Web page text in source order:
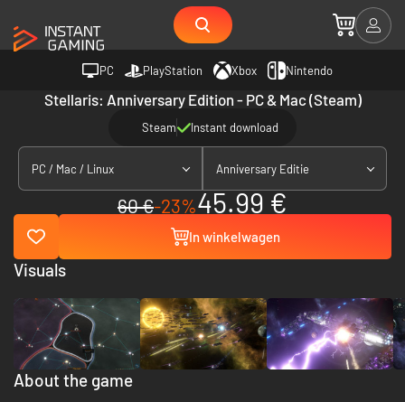
PC PlayStation Xbox Nintendo
Stellaris: Anniversary Edition - PC & Mac (Steam)
Steam Instant download
PC / Mac / Linux Anniversary Editie
60 €-23%45.99 €
In winkelwagen
About the game
Visuals